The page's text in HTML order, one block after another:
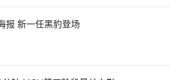
报 新一任黑豹登场